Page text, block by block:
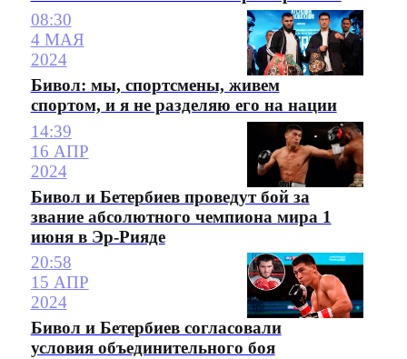
08:30
4 МАЯ
2024
Бивол: мы, спортсмены, живем
спортом, и я не разделяю его на нации
14:39
16 АПР
2024
Бивол и Бетербиев проведут бой за
звание абсолютного чемпиона мира 1
июня в Эр-Рияде
20:58
15 АПР
2024
Бивол и Бетербиев согласовали
условия объединительного боя